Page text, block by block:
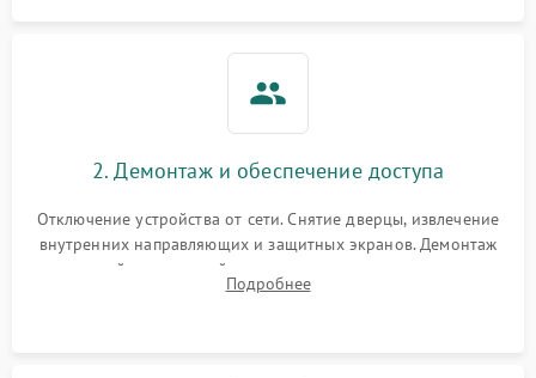
2. Демонтаж и обеспечение доступа
Отключение устройства от сети. Снятие дверцы, извлечение
внутренних направляющих и защитных экранов. Демонтаж
задней или верхней панели для прямого доступа к
нагревательным элементам, плате и вентиляторам.
Подробнее